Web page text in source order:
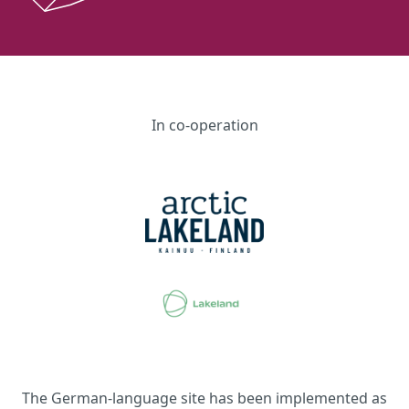
In co-operation
The German-language site has been implemented as